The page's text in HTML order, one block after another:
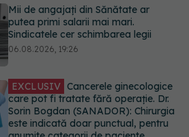
care pot fi tratate fără operație. Dr.
Sorin Bogdan (SANADOR): Chirurgia
este indicată doar punctual, pentru
anumite categorii de paciente
Greșeala pe care milioane de femei
o fac când își cumpără sutien. Un
medic explică metoda corectă
06.08.2026, 18:08